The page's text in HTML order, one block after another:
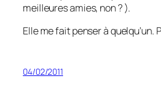
meilleures amies, non ? ).
Elle me fait penser à quelqu’un.
04/02/2011